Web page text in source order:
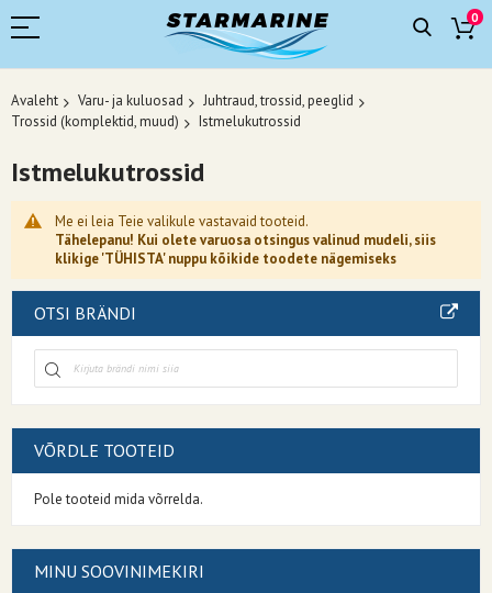
0
Avaleht Varu- ja kuluosad
Juhtraud, trossid, peeglid
Trossid (komplektid, muud)
Istmelukutrossid
Istmelukutrossid
Me ei leia Teie valikule vastavaid tooteid.
Tähelepanu! Kui olete varuosa otsingus valinud mudeli, siis
klikige 'TÜHISTA' nuppu kõikide toodete nägemiseks
OTSI BRÄNDI
VÕRDLE TOOTEID
Pole tooteid mida võrrelda.
MINU SOOVINIMEKIRI